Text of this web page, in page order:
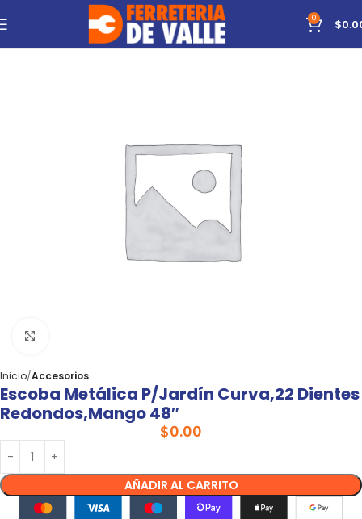
0 $
Inicio Accesorios
Escoba Metálica P/jardín Curva,22 Dientes
Redondos,mango 48″
$0.00
AÑADIR AL CARRITO